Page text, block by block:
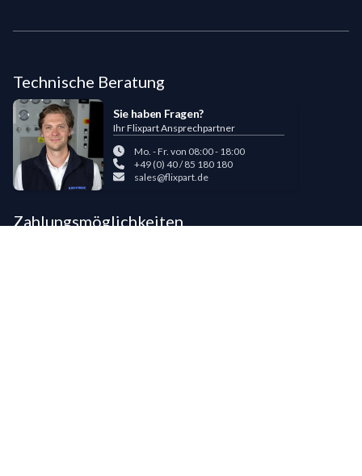
Technische Beratung
Sie haben Fragen?
Ihr Flixpart Ansprechpartner
Mo. - Fr. von 08:00 - 18:00
+49 (0) 40 / 85 180 180
sales@flixpart.de
Zahlungsmöglichkeiten